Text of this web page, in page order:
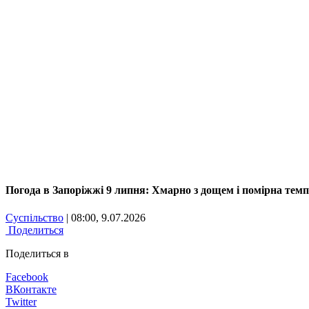
Погода в Запоріжжі 9 липня: Хмарно з дощем і помірна
Суспільство | 08:00, 9.07.2026
Поделиться
Поделиться в
Facebook
ВКонтакте
Twitter